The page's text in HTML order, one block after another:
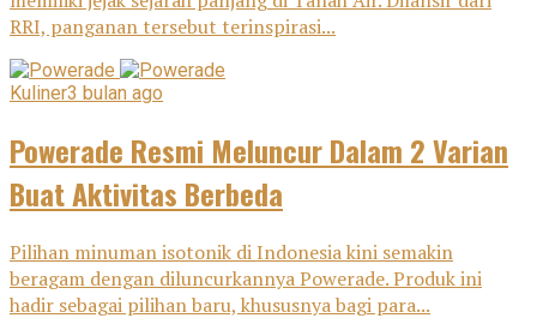
RRI, panganan tersebut terinspirasi...
Kuliner3 bulan ago
Powerade Resmi Meluncur Dalam 2 Varian
Buat Aktivitas Berbeda
Pilihan minuman isotonik di Indonesia kini semakin
beragam dengan diluncurkannya Powerade. Produk ini
hadir sebagai pilihan baru, khususnya bagi para...